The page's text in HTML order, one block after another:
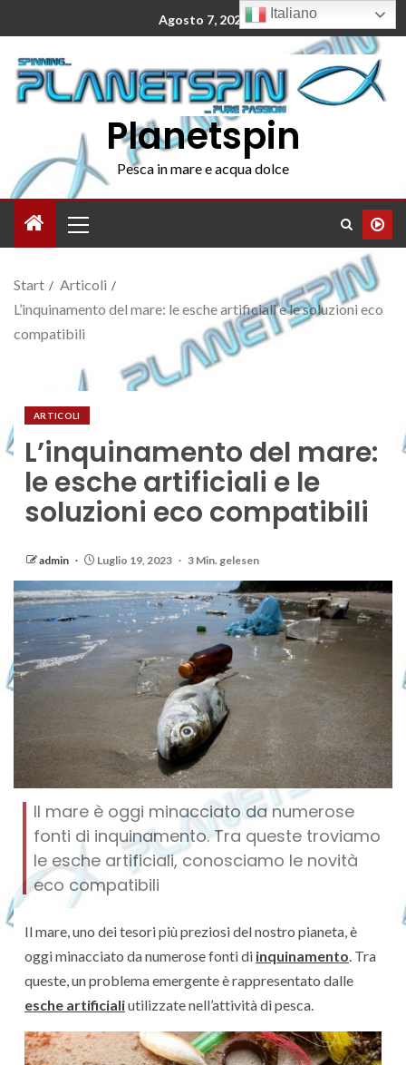
Agosto 7, 2026
Planetspin
Pesca in mare e acqua dolce
Start
Articoli
L’inquinamento del mare: le esche artificiali e le soluzioni eco
compatibili
ARTICOLI
L’inquinamento del mare:
le esche artificiali e le
soluzioni eco compatibili
admin Luglio 19, 2023 3 Min. gelesen
Il mare è oggi minacciato da numerose
fonti di inquinamento. Tra queste troviamo
le esche artificiali, conosciamo le novità
eco compatibili
Il mare, uno dei tesori più preziosi del nostro pianeta, è
oggi minacciato da numerose fonti di inquinamento . Tra
queste, un problema emergente è rappresentato dalle
esche artificialiutilizzate nell’attività di pesca.
Italiano